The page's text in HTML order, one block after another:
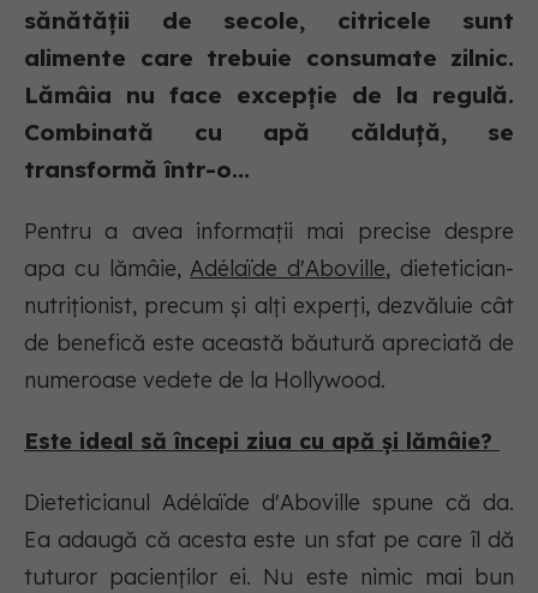
sănătății de secole, citricele sunt
alimente care trebuie consumate zilnic.
Lămâia nu face excepție de la regulă.
Combinată cu apă călduță, se
transformă într-o...
Pentru a avea informații mai precise despre
apa cu lămâie,Adélaïde d'Aboville, dietetician-
nutriționist, precum și alți experți, dezvăluie cât
de benefică este această băutură apreciată de
numeroase vedete de la Hollywood.
Este ideal să începi ziua cu apă și lămâie?
Dieteticianul Adélaïde d'Aboville spune că da.
Ea adaugă că acesta este un sfat pe care îl dă
tuturor pacienților ei. Nu este nimic mai bun